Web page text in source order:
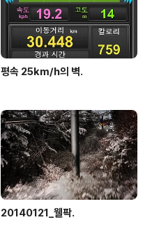
평속 25km/h의 벽.
20140121_웰팍.